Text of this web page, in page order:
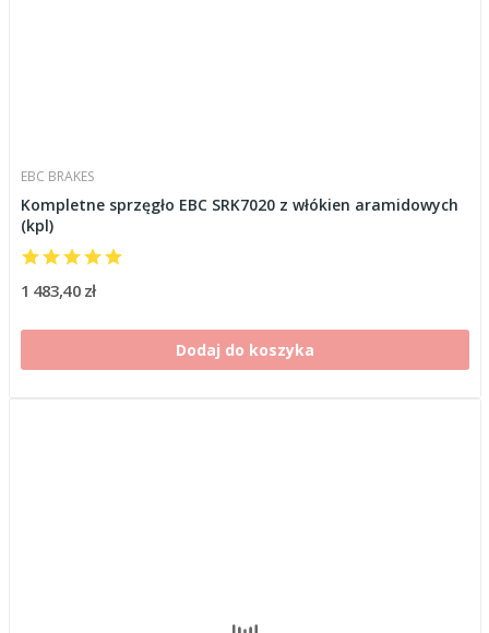
EBC BRAKES
Kompletne sprzęgło EBC SRK7020 z włókien aramidowych
(kpl)
1 483,40 zł
Dodaj do koszyka